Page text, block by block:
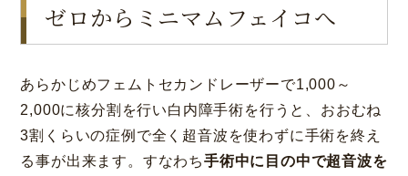
ゼロからミニマムフェイコへ
あらかじめフェムトセカンドレーザーで1,000～
2,000に核分割を行い白内障手術を行うと、おおむね
3割くらいの症例で全く超音波を使わずに手術を終え
る事が出来ます。すなわち手術中に目の中で超音波を